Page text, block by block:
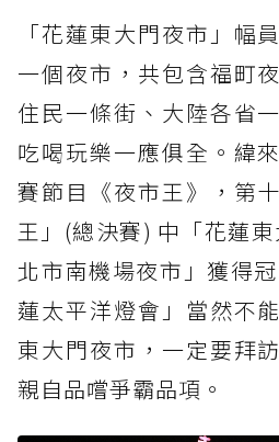
「花蓮東大門夜市」幅
一個夜市，共包含福町
住民一條街、大陸各省
吃喝玩樂一應俱全。緯
賽節目《夜市王》，第
王」(總決賽) 中「花蓮
北市南機場夜市」獲得
蓮太平洋燈會」當然不
東大門夜市，一定要拜
親自品嚐爭霸品項。